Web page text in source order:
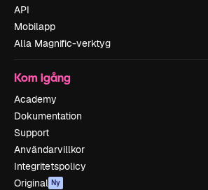
API
Mobilapp
Alla Magnific-verktyg
Kom igång
Academy
Dokumentation
Support
Användarvillkor
Integritetspolicy
Original Ny